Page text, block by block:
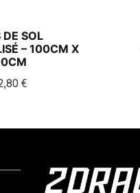
DE SOL
– 100CM X
€